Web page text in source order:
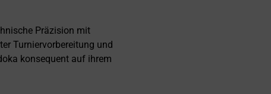
Präzision mit
Turniervorbereitung und
konsequent auf ihrem